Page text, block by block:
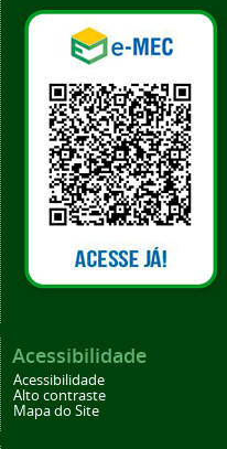
Acessibilidade
Acessibilidade
Alto contraste
Mapa do Site